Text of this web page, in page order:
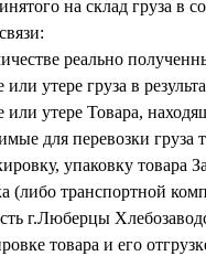
на склад груза
реально
утере груза в
утере Товара,
для перевозки груза
упаковку товара
(либо транспортной
г.Люберцы
товара и его